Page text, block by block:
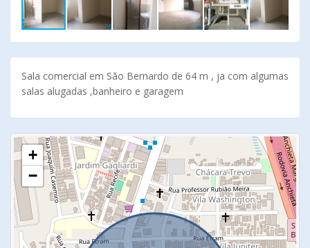
Sala comercial em São Bernardo de 64 m , ja com algumas
salas alugadas ,banheiro e garagem
+
−